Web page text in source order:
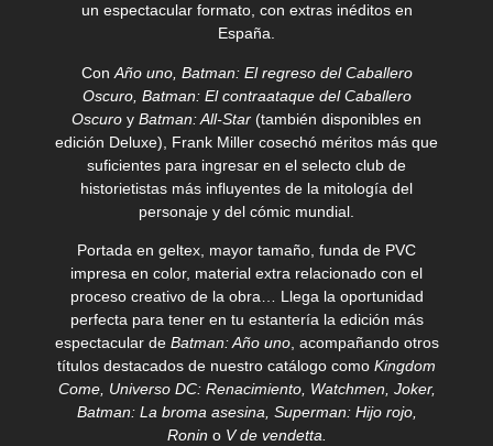
un espectacular formato, con extras inéditos en
España.
Con Año uno, Batman: El regreso del Caballero
Oscuro, Batman: El contraataque del Caballero
Oscuro y Batman: All-Star (también disponibles en
edición Deluxe), Frank Miller cosechó méritos más que
suficientes para ingresar en el selecto club de
historietistas más influyentes de la mitología del
personaje y del cómic mundial.
Portada en geltex, mayor tamaño, funda de PVC
impresa en color, material extra relacionado con el
proceso creativo de la obra… Llega la oportunidad
perfecta para tener en tu estantería la edición más
espectacular de Batman: Año uno, acompañando otros
títulos destacados de nuestro catálogo como Kingdom
Come, Universo DC: Renacimiento, Watchmen, Joker,
Batman: La broma asesina, Superman: Hijo rojo,
Ronin oV de vendetta.